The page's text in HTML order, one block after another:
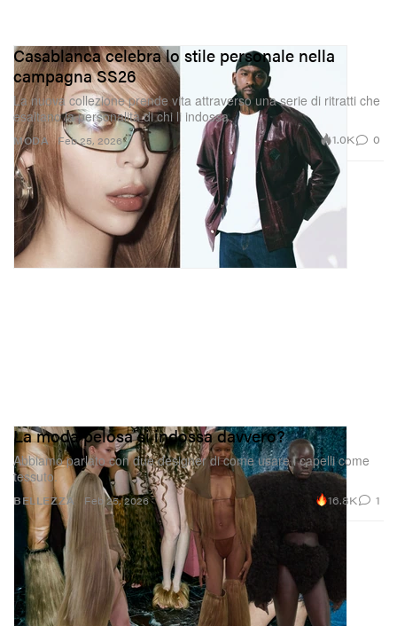
MODA
Casablanca celebra lo stile personale nella
campagna SS26
La nuova collezione prende vita attraverso una serie di ritratti che
esaltano la personalità di chi li indossa.
Feb 25, 2026 1.0K 0
BELLEZZA
La moda pelosa si indossa davvero?
Abbiamo parlato con due designer di come usare i capelli come
tessuto.
Feb 25, 2026 16.8K 1